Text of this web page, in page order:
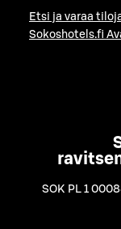
Etsi ja varaa
Sokoshotels.fi
SOK PL 1